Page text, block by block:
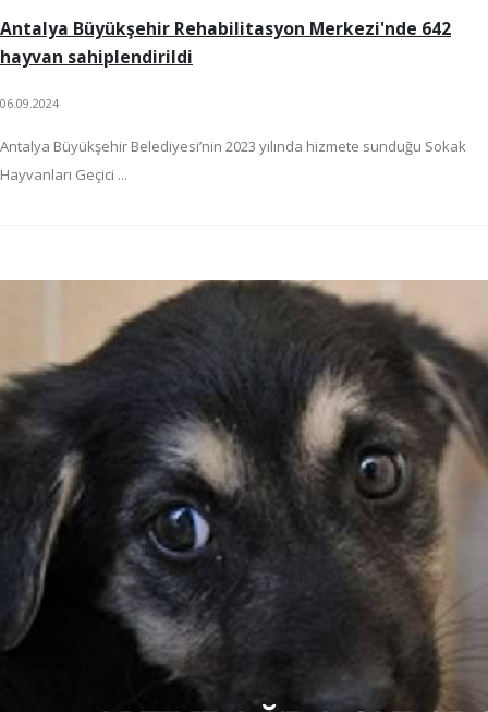
Antalya Büyükşehir Rehabilitasyon Merkezi'nde 642
hayvan sahiplendirildi
06.09.2024
Antalya Büyükşehir Belediyesi’nin 2023 yılında hizmete sunduğu Sokak
Hayvanları Geçici ...